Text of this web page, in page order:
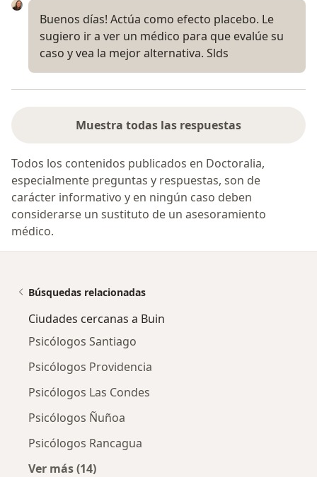
Buenos días! Actúa como efecto placebo. Le
sugiero ir a ver un médico para que evalúe su
caso y vea la mejor alternativa. Slds
Muestra todas las respuestas
Todos los contenidos publicados en Doctoralia,
especialmente preguntas y respuestas, son de
carácter informativo y en ningún caso deben
considerarse un sustituto de un asesoramiento
médico.
Búsquedas relacionadas
Ciudades cercanas a Buin
Psicólogos Santiago
Psicólogos Providencia
Psicólogos Las Condes
Psicólogos Ñuñoa
Psicólogos Rancagua
Ver más (14)